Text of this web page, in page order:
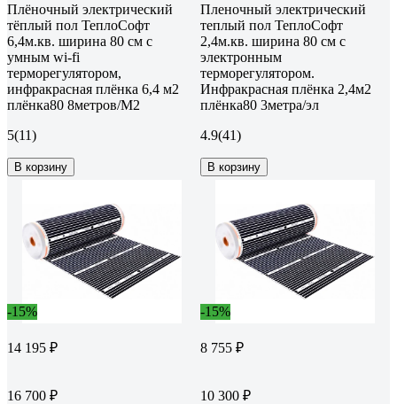
Плёночный электрический
тёплый пол ТеплоСофт
6,4м.кв. ширина 80 см с
умным wi-fi
терморегулятором,
инфракрасная плёнка 6,4 м2
плёнка80 8метров/М2
5(11)
В корзину
Пленочный электрический
теплый пол ТеплоСофт
2,4м.кв. ширина 80 см с
электронным
терморегулятором.
Инфракрасная плёнка 2,4м2
плёнка80 3метра/эл
4.9(41)
В корзину
-15%
14 195 ₽
16 700 ₽
-15%
8 755 ₽
10 300 ₽